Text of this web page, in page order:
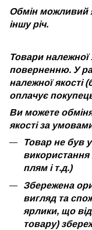
Обмін можливий
іншу річ.
Товари належної
поверненню. У
належної якості
оплачує
Ви можете
якості за
Товар не був у
використання
плям і т.д.)
Збережена
вигляд та
ярлики, що
товару)